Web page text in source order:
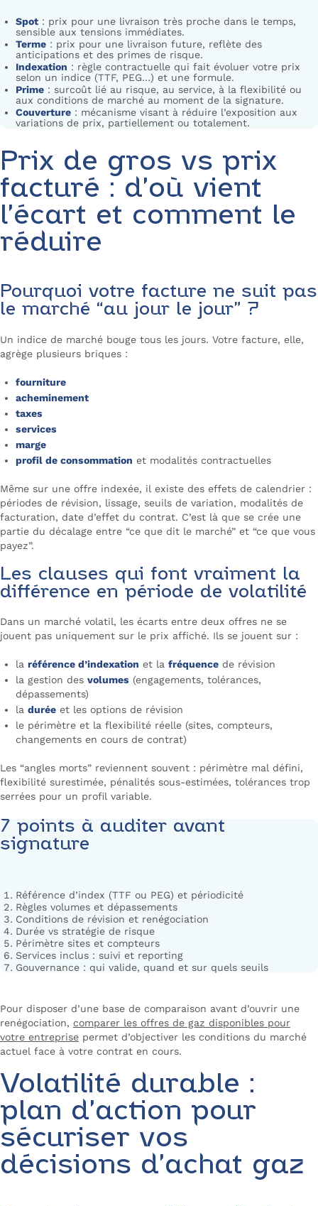
Spot : prix pour une livraison très proche dans le temps,
sensible aux tensions immédiates.
Terme : prix pour une livraison future, reflète des
anticipations et des primes de risque.
Indexation : règle contractuelle qui fait évoluer votre prix
selon un indice (TTF, PEG…) et une formule.
Prime : surcoût lié au risque, au service, à la flexibilité ou
aux conditions de marché au moment de la signature.
Couverture : mécanisme visant à réduire l’exposition aux
variations de prix, partiellement ou totalement.
Prix de gros vs prix
facturé : d’où vient
l’écart et comment le
réduire
Pourquoi votre facture ne suit pas
le marché “au jour le jour” ?
Un indice de marché bouge tous les jours. Votre facture, elle,
agrège plusieurs briques :
fourniture
acheminement
taxes
services
marge
profil de consommation et modalités contractuelles
Même sur une offre indexée, il existe des effets de calendrier :
périodes de révision, lissage, seuils de variation, modalités de
facturation, date d’effet du contrat. C’est là que se crée une
partie du décalage entre “ce que dit le marché” et “ce que vous
payez”.
Les clauses qui font vraiment la
différence en période de volatilité
Dans un marché volatil, les écarts entre deux offres ne se
jouent pas uniquement sur le prix affiché. Ils se jouent sur :
la référence d’indexation et la fréquence de révision
la gestion des volumes (engagements, tolérances,
dépassements)
la durée et les options de révision
le périmètre et la flexibilité réelle (sites, compteurs,
changements en cours de contrat)
Les “angles morts” reviennent souvent : périmètre mal défini,
flexibilité surestimée, pénalités sous-estimées, tolérances trop
serrées pour un profil variable.
7 points à auditer avant
signature
Référence d’index (TTF ou PEG) et périodicité
Règles volumes et dépassements
Conditions de révision et renégociation
Durée vs stratégie de risque
Périmètre sites et compteurs
Services inclus : suivi et reporting
Gouvernance : qui valide, quand et sur quels seuils
Pour disposer d’une base de comparaison avant d’ouvrir une
renégociation, comparer les offres de gaz disponibles pour
votre entreprise permet d’objectiver les conditions du marché
actuel face à votre contrat en cours.
Volatilité durable :
plan d’action pour
sécuriser vos
décisions d’achat gaz